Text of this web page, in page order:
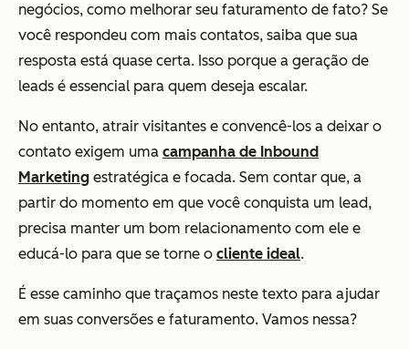
negócios, como melhorar seu faturamento de fato? Se
você respondeu com mais contatos, saiba que sua
resposta está quase certa. Isso porque a geração de
leads é essencial para quem deseja escalar.
No entanto, atrair visitantes e convencê-los a deixar o
contato exigem uma campanha de Inbound
Marketing estratégica e focada. Sem contar que, a
partir do momento em que você conquista um lead,
precisa manter um bom relacionamento com ele e
educá-lo para que se torne o cliente ideal.
É esse caminho que traçamos neste texto para ajudar
em suas conversões e faturamento. Vamos nessa?